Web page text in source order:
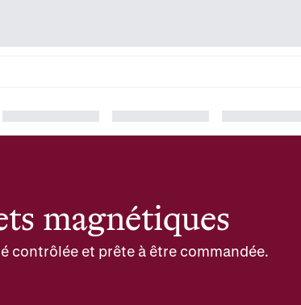
magnétiques
contrôlée et prête à être commandée.